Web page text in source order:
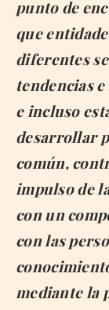
punto de
que
diferentes
tendencias
e incluso
desarrollar
común,
impulso de
con un
con las
mediante la